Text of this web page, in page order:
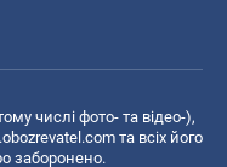
числі фото- та відео-),
та всіх його
заборонено.